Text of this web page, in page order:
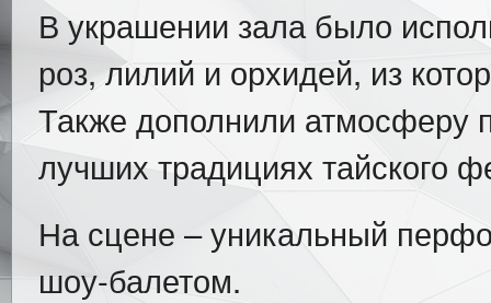
В украшении зала было
роз, лилий и орхидей, из
Также дополнили атмосферу
лучших традициях тайского
На сцене – уникальный
шоу-балетом.